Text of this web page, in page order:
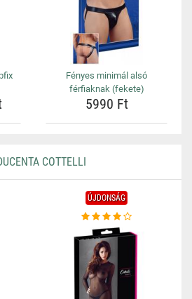
Fényes minimál alsó
férfiaknak (fekete)
5990 Ft
COTTELLI
ÚJDONSÁG